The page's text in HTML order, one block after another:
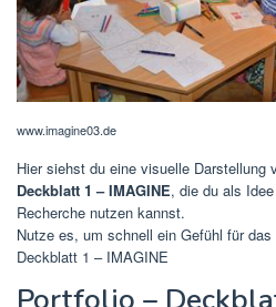
www.imagine03.de
Hier siehst du eine visuelle Darstellung
Deckblatt 1 – IMAGINE, die du als
Recherche nutzen kannst.
Nutze es, um schnell ein Gefühl für
Deckblatt 1 – IMAGINE